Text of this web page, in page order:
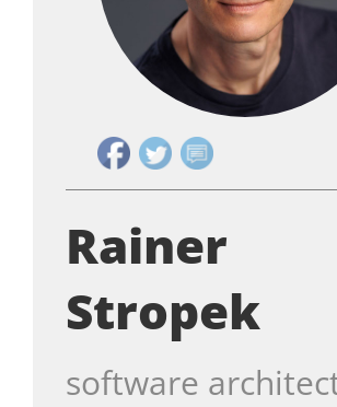
Rainer
Stropek
software